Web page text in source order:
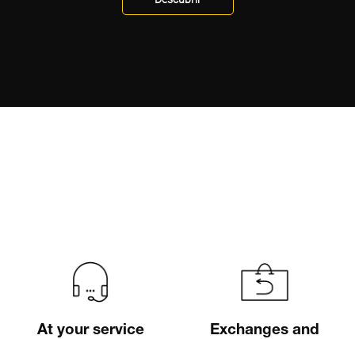
By e-mail from Monday to
returns